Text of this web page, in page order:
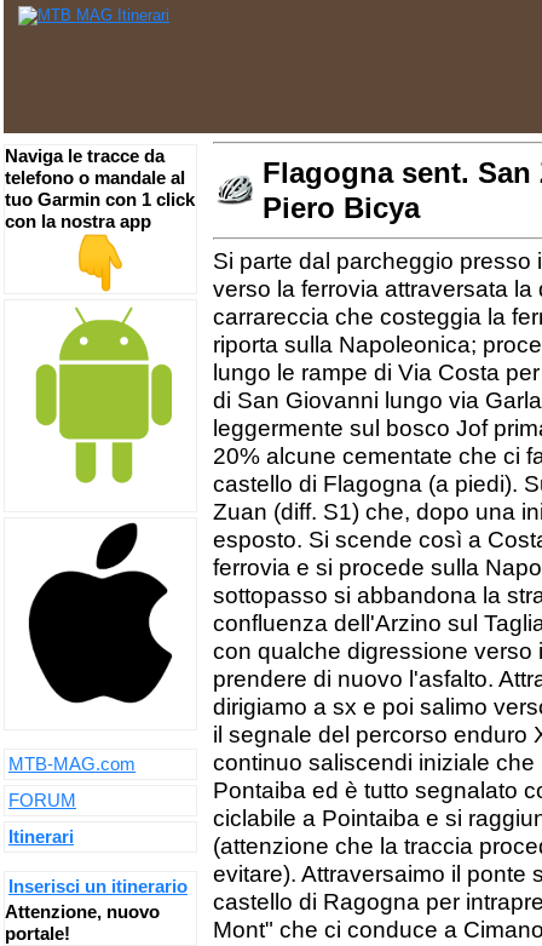
Flagogna sent.
Piero Bicya
Si parte dal parcheggio
verso la ferrovia attraversata
carrareccia che costeggia la
riporta sulla Napoleonica;
lungo le rampe di Via Costa
di San Giovanni lungo via
leggermente sul bosco Jof
20% alcune cementate che ci
castello di Flagogna (a piedi).
Zuan (diff. S1) che, dopo una
esposto. Si scende così a
ferrovia e si procede sulla
sottopasso si abbandona la
confluenza dell'Arzino sul
con qualche digressione verso
prendere di nuovo l'asfalto.
dirigiamo a sx e poi salimo
il segnale del percorso enduro
continuo saliscendi iniziale
Pontaiba ed è tutto segnalato
ciclabile a Pointaiba e si
(attenzione che la traccia
evitare). Attraversaimo il ponte
castello di Ragogna per
Mont" che ci conduce a
Naviga le tracce da
telefono o mandale al
tuo Garmin con 1 click
con la nostra app
MTB-MAG.com
FORUM
Itinerari
Inserisci un itinerario
Attenzione, nuovo
portale!